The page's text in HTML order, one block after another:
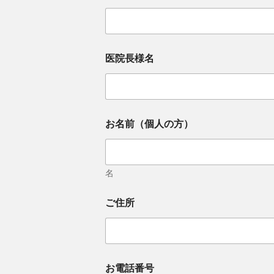
医院長様名
お名前（個人の方）
名
ご住所
お電話番号